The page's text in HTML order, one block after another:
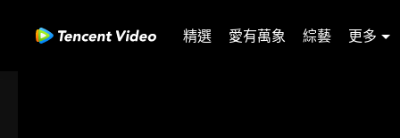
精選 愛有萬象 綜藝 更多